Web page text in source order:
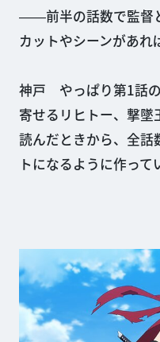
――前半の話数で監督
カットやシーンがあれ
神戸 やっぱり第1話
寄せるリヒトー、撃墜
読んだときから、全話
トになるように作って